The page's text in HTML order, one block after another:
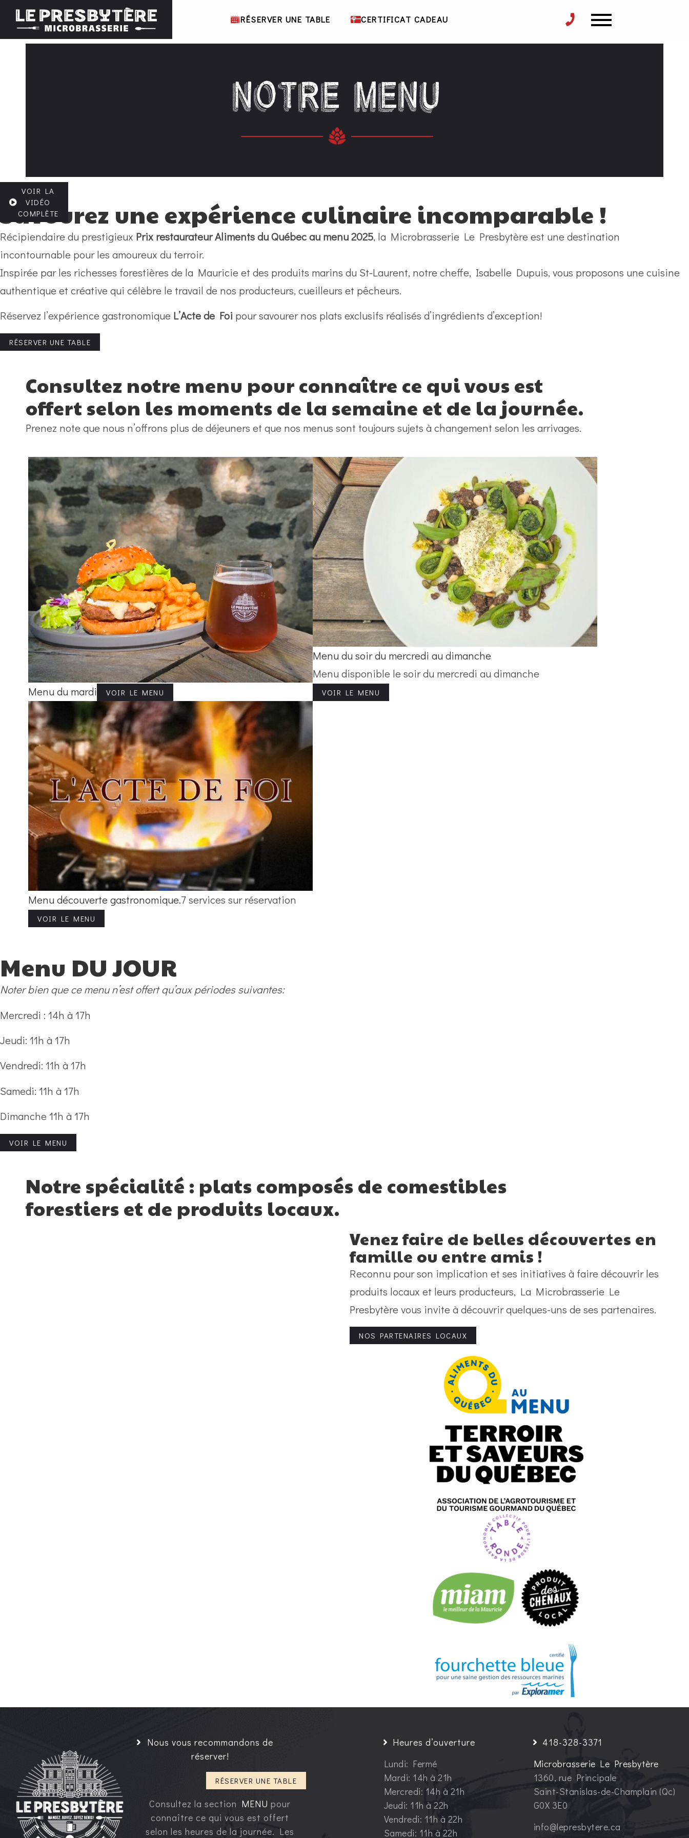
RÉSERVER UNE TABLE CERTIFICAT CADEAU
NOTRE MENU
VOIR LA
VIDÉO
COMPLÈTE
Savourez une expérience culinaire incomparable !
Récipiendaire du prestigieux Prix restaurateur Aliments du Québec au menu 2025, la Microbrasserie Le Presbytère est une destination
incontournable pour les amoureux du terroir.
Inspirée par les richesses forestières de la Mauricie et des produits marins du St-Laurent, notre cheffe, Isabelle Dupuis, vous proposons une cuisine
authentique et créative qui célèbre le travail de nos producteurs, cueilleurs et pêcheurs.
Réservez l’expérience gastronomique L’Acte de Foi pour savourer nos plats exclusifs réalisés d’ingrédients d’exception!
RÉSERVER UNE TABLE
Consultez notre menu pour connaître ce qui vous est
offert selon les moments de la semaine et de la journée.
Prenez note que nous n’offrons plus de déjeuners et que nos menus sont toujours sujets à changement selon les arrivages.
Menu du mardi VOIR LE MENU
Menu du soir du mercredi au dimanche
Menu disponible le soir du mercredi au dimanche
VOIR LE MENU
Menu découverte gastronomique.7 services sur réservation
VOIR LE MENU
Menu DU JOUR
Noter bien que ce menu n’est offert qu’aux périodes suivantes:
Mercredi : 14h à 17h
Jeudi: 11h à 17h
Vendredi: 11h à 17h
Samedi: 11h à 17h
Dimanche 11h à 17h
VOIR LE MENU
Notre spécialité : plats composés de comestibles
forestiers et de produits locaux.
Venez faire de belles découvertes en
famille ou entre amis !
Reconnu pour son implication et ses initiatives à faire découvrir les
produits locaux et leurs producteurs, La Microbrasserie Le
Presbytère vous invite à découvrir quelques-uns de ses partenaires.
NOS PARTENAIRES LOCAUX
Nous vous recommandons de
réserver!
RÉSERVER UNE TABLE
Consultez la section MENU pour
connaître ce qui vous est offert
selon les heures de la journée. Les
Heures d’ouverture
Lundi: Fermé
Mardi: 14h à 21h
Mercredi: 14h à 21h
Jeudi: 11h à 22h
Vendredi: 11h à 22h
Samedi: 11h à 22h
418-328-3371
Microbrasserie Le Presbytère
1360, rue Principale
Saint-Stanislas-de-Champlain (Qc)
G0X 3E0
info@lepresbytere.ca